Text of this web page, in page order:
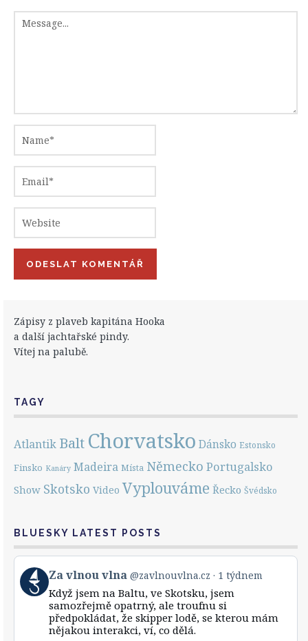
Zápisy z plaveb kapitána Hooka
a další jachtařské pindy.
Vítej na palubě.
TAGY
Atlantik Balt Chorvatsko Dánsko Estonsko
Finsko Kanáry Madeira Místa Německo Portugalsko
Show Skotsko Video Vyplouváme Řecko Švédsko
BLUESKY LATEST POSTS
View
post
by
Za vlnou vlna @zavlnouvlna.cz 1 týdnem
Když jsem na Baltu, ve Skotsku, jsem
samozřejmě opatrný, ale troufnu si
předpokládat, že skipper lodě, se kterou mám
nějakou interakci, ví, co dělá.